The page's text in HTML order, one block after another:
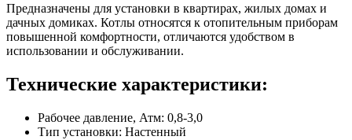
Предназначены для установки в квартирах, жилых домах и
дачных домиках. Котлы относятся к отопительным приборам
повышенной комфортности, отличаются удобством в
использовании и обслуживании.
Технические характеристики:
Рабочее давление, Атм: 0,8-3,0
Тип установки: Настенный